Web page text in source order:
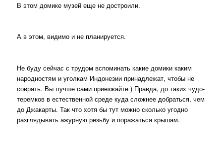
В этом домике музей еще не достроили.
А в этом, видимо и не планируется.
Не буду сейчас с трудом вспоминать какие домики каким
народностям и уголкам Индонезии принадлежат, чтобы не
соврать. Вы лучше сами приезжайте ) Правда, до таких чудо-
теремков в естественной среде куда сложнее добраться, чем
до Джакарты. Так что хотя бы тут можно сколько угодно
разглядывать ажурную резьбу и поражаться крышам.